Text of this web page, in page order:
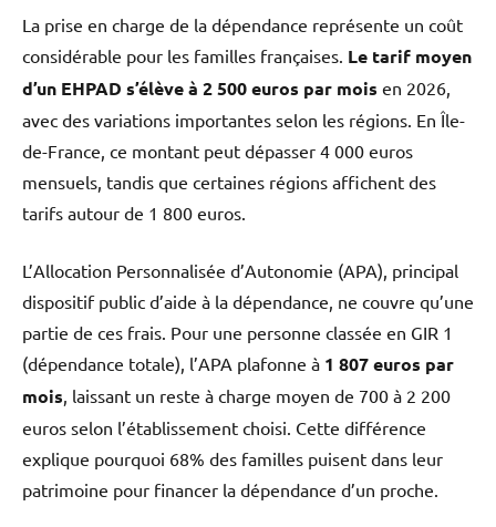
La prise en charge de la dépendance représente un coût
considérable pour les familles françaises. Le tarif moyen
d’un EHPAD s’élève à 2 500 euros par mois en 2026,
avec des variations importantes selon les régions. En Île-
de-France, ce montant peut dépasser 4 000 euros
mensuels, tandis que certaines régions affichent des
tarifs autour de 1 800 euros.
L’Allocation Personnalisée d’Autonomie (APA), principal
dispositif public d’aide à la dépendance, ne couvre qu’une
partie de ces frais. Pour une personne classée en GIR 1
(dépendance totale), l’APA plafonne à 1 807 euros par
mois , laissant un reste à charge moyen de 700 à 2 200
euros selon l’établissement choisi. Cette différence
explique pourquoi 68% des familles puisent dans leur
patrimoine pour financer la dépendance d’un proche.